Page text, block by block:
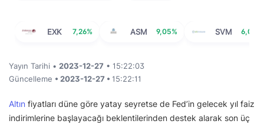
EXK 7,26% ASM 9,05% SVM 6,02%
Yayın Tarihi • 2023-12-27 • 15:22:03
Güncelleme • 2023-12-27 • 15:22:11
Altın fiyatları düne göre yatay seyretse de Fed’in gelecek yıl faiz
indirimlerine başlayacağı beklentilerinden destek alarak son üç